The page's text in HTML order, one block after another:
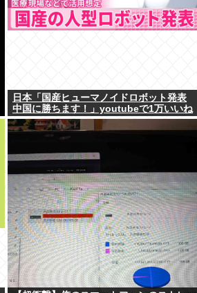
日本「国産ヒューマノイドロボット発表
中国に勝ちます！」youtubeで1万いいね